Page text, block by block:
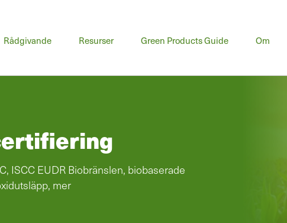
Rådgivande Resurser Green Products Guide Om
ISCC EUDR Biobränslen, biobaserade
mer